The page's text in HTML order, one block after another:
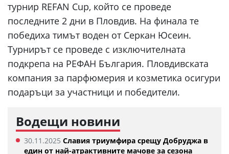
турнир REFAN Cup, който се проведе
последните 2 дни в Пловдив. На финала те
победиха тимът воден от Серкан Юсеин.
Турнирът се проведе с изключителната
подкрепа на РЕФАН България. Пловдивската
компания за парфюмерия и козметика осигури
подаръци за участници и победители.
Водещи новини
30.11.2025 Славия триумфира срещу Добруджа в
един от най-атрактивните мачове за сезона